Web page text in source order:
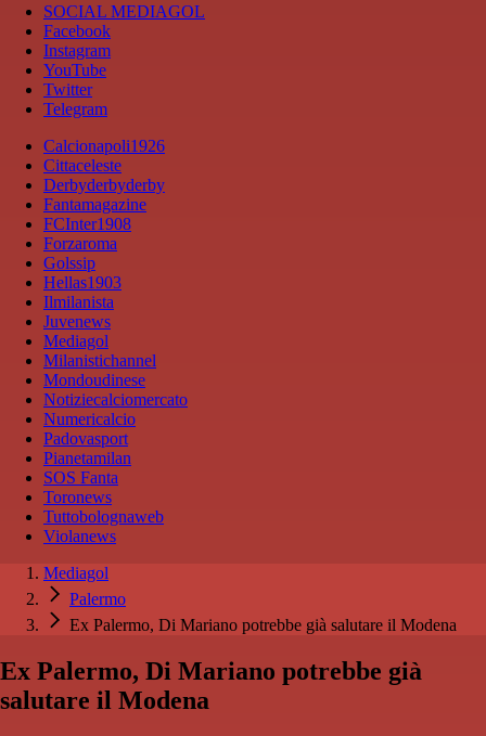
SOCIAL MEDIAGOL
Facebook
Instagram
YouTube
Twitter
Telegram
Calcionapoli1926
Cittaceleste
Derbyderbyderby
Fantamagazine
FCInter1908
Forzaroma
Golssip
Hellas1903
Ilmilanista
Juvenews
Mediagol
Milanistichannel
Mondoudinese
Notiziecalciomercato
Numericalcio
Padovasport
Pianetamilan
SOS Fanta
Toronews
Tuttobolognaweb
Violanews
Mediagol
Palermo
Ex Palermo, Di Mariano potrebbe già salutare il Modena
Ex Palermo, Di Mariano potrebbe già
salutare il Modena